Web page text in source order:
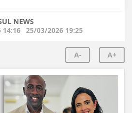
NEWS
14:16 25/03/2026 19:25
A- A+